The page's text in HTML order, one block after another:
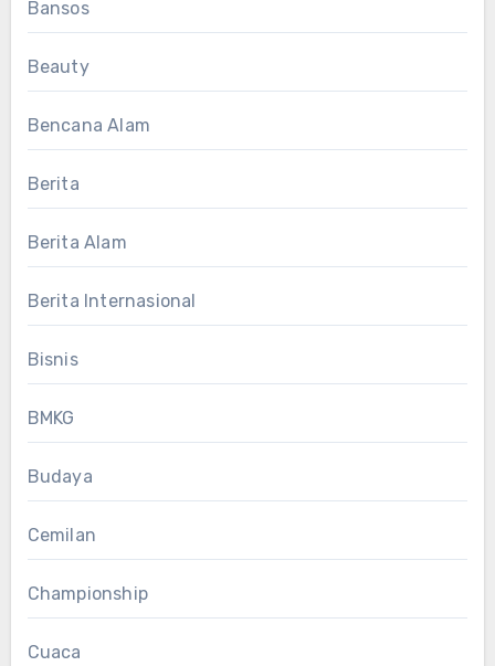
Bansos
Beauty
Bencana Alam
Berita
Berita Alam
Berita Internasional
Bisnis
BMKG
Budaya
Cemilan
Championship
Cuaca